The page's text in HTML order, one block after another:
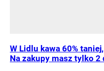
W Lidlu kawa 60%
Na zakupy masz tylko 2